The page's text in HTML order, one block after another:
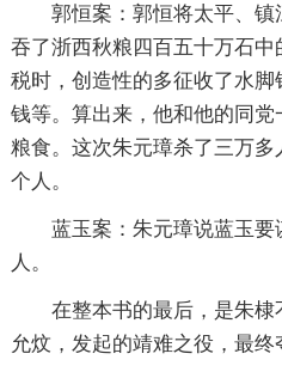
郭恒案：郭恒将太平、
吞了浙西秋粮四百五十万石
税时，创造性的多征收了水
钱等。算出来，他和他的同
粮食。这次朱元璋杀了三万
个人。
蓝玉案：朱元璋说蓝玉
人。
在整本书的最后，是朱
允炆，发起的靖难之役，最终